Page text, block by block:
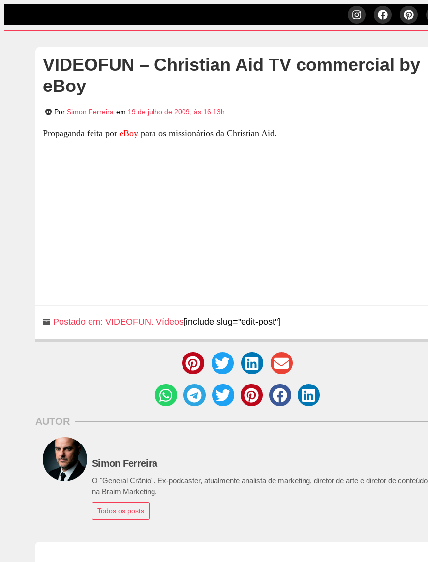
VIDEOFUN – Christian Aid TV commercial by
eBoy
Por Simon Ferreira em 19 de julho de 2009, às 16:13h
Propaganda feita por eBoy para os missionários da Christian Aid.
Postado em: VIDEOFUN, Vídeos[include slug="edit-post"]
AUTOR
Simon Ferreira
O "General Crânio". Ex-podcaster, atualmente analista de marketing, diretor de arte e diretor de conteúdo
na Braim Marketing.
Todos os posts